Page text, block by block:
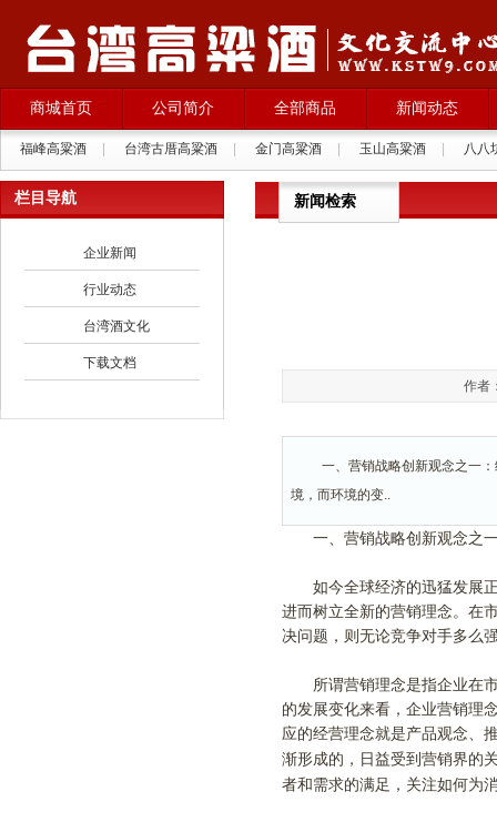
商城首页 公司简介 全部商品 新闻动态
福峰高粱酒 台湾古厝高粱酒 金门高粱酒 玉山高粱酒
八八
西班牙格拉纳葡萄酒
|
栏目导航
企业新闻
行业动态
台湾酒文化
下载文档
新闻检索
作者
一、营销战略创新观念之
境，而环境的变..
一、营销战略创新观念之一
如今全球经济的迅猛发展正
进而树立全新的营销理念。在
决问题，则无论竞争对手多么
所谓营销理念是指企业在市
的发展变化来看，企业营销理
应的经营理念就是产品观念、
渐形成的，日益受到营销界的
者和需求的满足，关注如何为